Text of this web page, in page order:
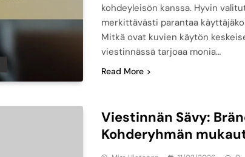
kohdeyleisön kanssa. Hyvin
merkittävästi parantaa
Mitkä ovat kuvien käytön
viestinnässä tarjoaa monia…
Read More
Viestinnän Sävy:
Kohderyhmän